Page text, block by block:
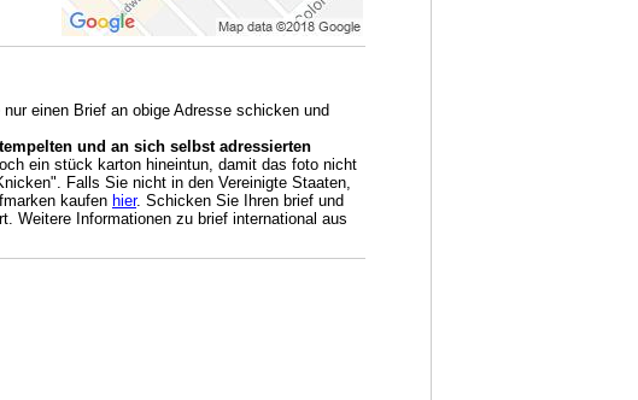
einen Brief an obige Adresse schicken und
und an sich selbst adressierten
ein stück karton hineintun, damit das foto nicht
Falls Sie nicht in den Vereinigte Staaten,
kaufen hier. Schicken Sie Ihren brief und
Weitere Informationen zu brief international aus